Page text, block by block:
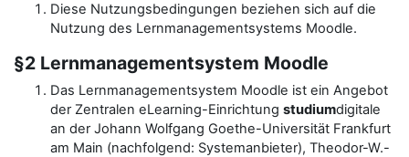
Diese Nutzungsbedingungen beziehen sich auf die
Nutzung des Lernmanagementsystems Moodle.
§2 Lernmanagementsystem Moodle
Das Lernmanagementsystem Moodle ist ein Angebot
der Zentralen eLearning-Einrichtung studiumdigitale
an der Johann Wolfgang Goethe-Universität Frankfurt
am Main (nachfolgend: Systemanbieter), Theodor-W.-